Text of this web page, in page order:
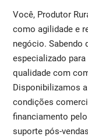
Você, Produtor
como agilidade e
negócio. Sabendo
especializado
qualidade com
Disponibilizamos
condições
financiamento
suporte pós-